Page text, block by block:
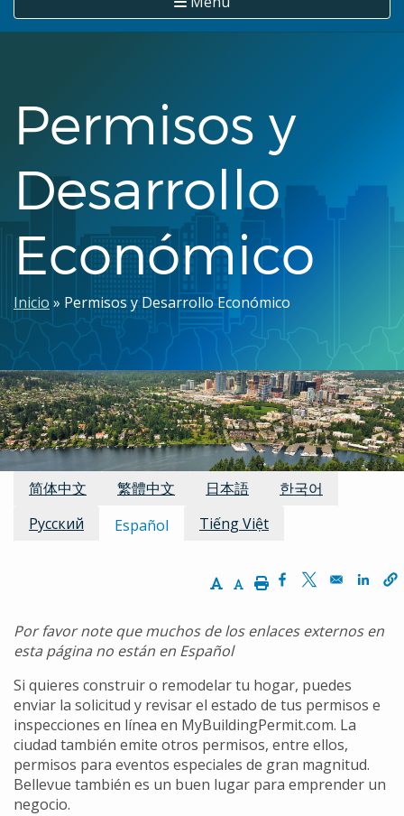
Permisos y
Desarrollo
Económico
Ruta
de
navegación
Inicio Permisos y Desarrollo Económico
Traducciones disponibles:
简体中文 繁體中文 日本語
한국어
Русский
Español Tiếng Việt
Increase Text Size
Decrease Text Size
PrintOpens in a new
Opens in a
Por favor note que muchos de los enlaces externos en
esta página no están en Español
Si quieres construir o remodelar tu hogar, puedes
enviar la solicitud y revisar el estado de tus permisos e
inspecciones en línea en MyBuildingPermit.com. La
ciudad también emite otros permisos, entre ellos,
permisos para eventos especiales de gran magnitud.
Bellevue también es un buen lugar para emprender un
negocio.